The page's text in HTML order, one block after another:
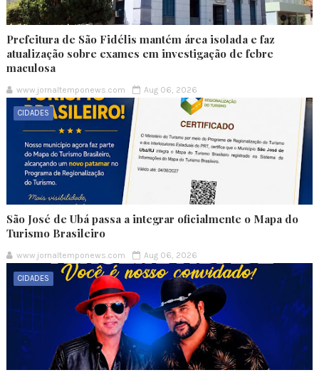
Prefeitura de São Fidélis mantém área isolada e faz
atualização sobre exames em investigação de febre
maculosa
www.jornaltemponews.com Aug 06, 2026
CIDADES
São José de Ubá passa a integrar oficialmente o Mapa do
Turismo Brasileiro
www.jornaltemponews.com Aug 06, 2026
CIDADES